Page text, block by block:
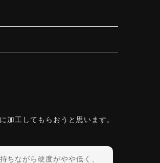
加工してもらおうと思います。
ちながら硬度がやや低く、